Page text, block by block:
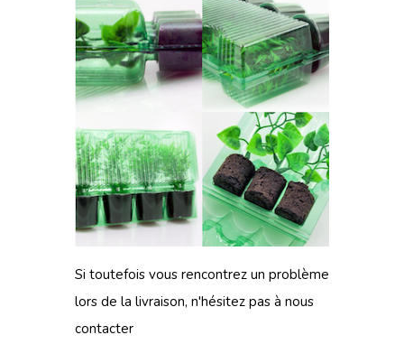
Si toutefois vous rencontrez un problème
lors de la livraison, n'hésitez pas à nous
contacter